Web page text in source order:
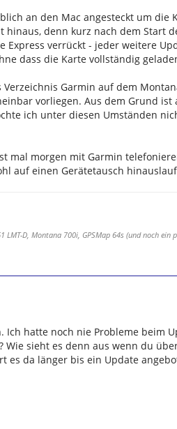
an den Mac angesteckt um
hinaus, denn kurz nach dem Start
Express verrückt - jeder weitere
dass die Karte vollständig
Garmin auf dem
vorliegen. Aus dem Grund
ich unter diesen Umständen
mal morgen mit Garmin
auf einen Gerätetausch
LMT-D, Montana 700i, GPSMap 64s (und noch ein
Ich hatte noch nie Probleme beim
Wie sieht es denn aus wenn du
es da länger bis ein Update